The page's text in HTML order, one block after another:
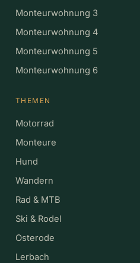
Monteurwohnung 3
Monteurwohnung 4
Monteurwohnung 5
Monteurwohnung 6
THEMEN
Motorrad
Monteure
Hund
Wandern
Rad & MTB
Ski & Rodel
Osterode
Lerbach